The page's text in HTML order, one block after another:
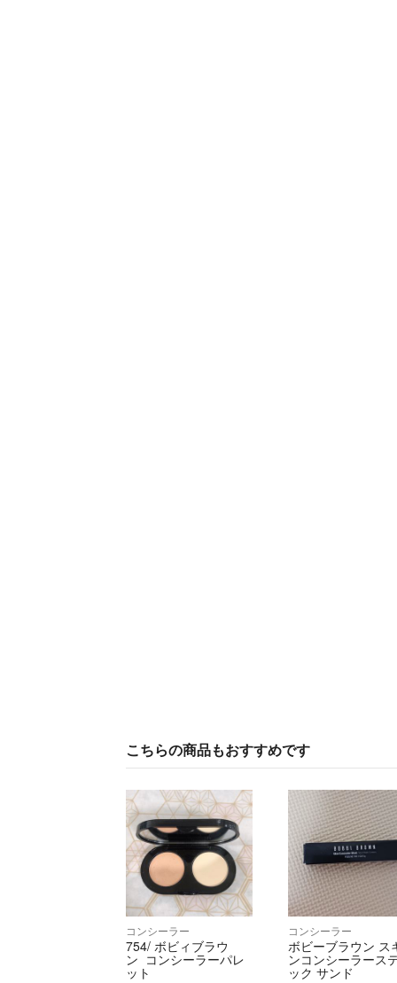
こちらの商品もおすすめです
コンシーラー
754/ ボビィブラウ
ン コンシーラーパレ
ット
コンシーラー
ボビーブラウン ス
ンコンシーラース
ック サンド